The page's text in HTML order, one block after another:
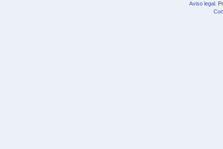
Aviso legal .